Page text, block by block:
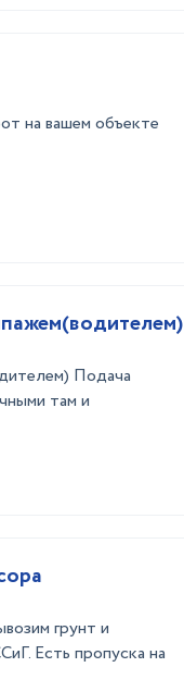
на вашем объекте
Подача
там и
грунт и
Есть пропуска на